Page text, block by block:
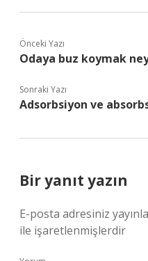
Önceki Yazı
Odaya buz koymak
Sonraki Yazı
Adsorbsiyon ve
Bir yanıt yazın
E-posta adresiniz
ile işaretlenmişlerdir